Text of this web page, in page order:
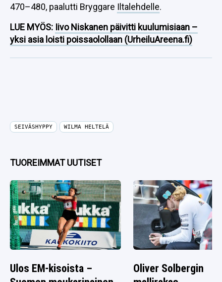
470–480, paalutti Bryggare Iltalehdelle.
LUE MYÖS: Iivo Niskanen päivitti kuulumisiaan –
yksi asia loisti poissaolollaan (UrheiluAreena.fi)
SEIVÄSHYPPY WILMA HELTELÄ
TUOREIMMAT UUTISET
Ulos EM-kisoista –
Oliver Solbergin